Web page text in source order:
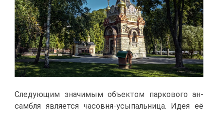
Сле­ду­ю­щим зна­чи­мым объ­ек­том пар­ко­во­го ан­
сам­бля яв­ля­ет­ся ча­сов­ня-усы­паль­ни­ца. Идея её